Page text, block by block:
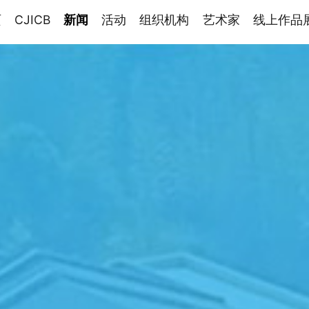
CJICB 新闻 活动 组织机构 艺术家 线上作品